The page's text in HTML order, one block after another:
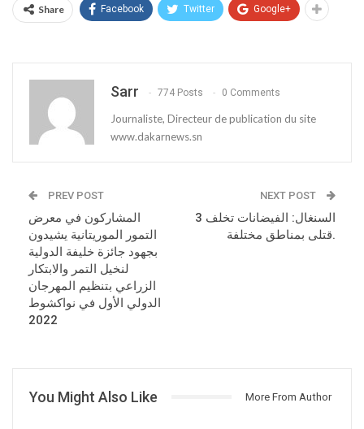
Share Facebook Twitter Google+
Sarr 774 Posts 0 Comments
Journaliste, Directeur de publication du site
www.dakarnews.sn
PREV POST
المشاركون في معرض
التمور الموريتانية يشيدون
بجهود جائزة خليفة الدولية
لنخيل التمر والابتكار
الزراعي بتنظيم المهرجان
الدولي الأول في نواكشوط
2022
NEXT POST
السنغال: الفيضانات تخلف 3
قتلى بمناطق مختلفة.
You Might Also Like More From Author